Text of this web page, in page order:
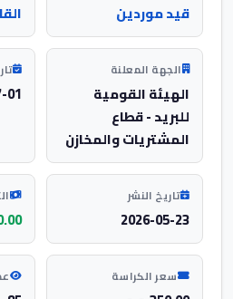
قيد موردين
الجهة المعلنة
الهيئة القومية
للبريد - قطاع
المشتريات والمخازن
01
تاريخ النشر
2026-05-23
0.00
سعر الكراسة